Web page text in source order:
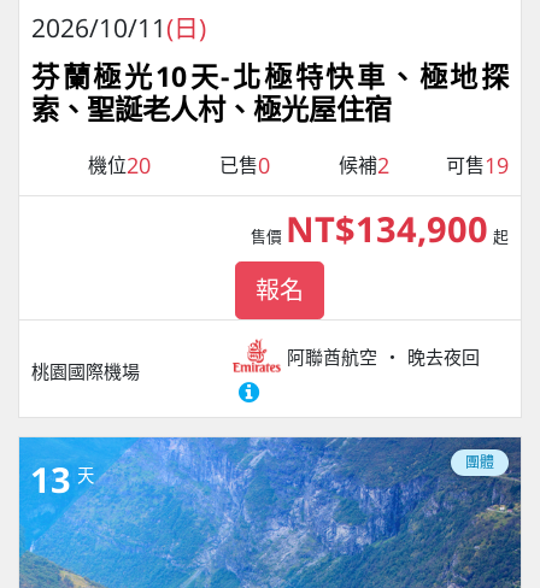
2026/10/11(日)
芬蘭極光10天-北極特快車、極地探
索、聖誕老人村、極光屋住宿
機位20 已售0 候補2 可售19
桃園國際機場
阿聯酋航空 晚去夜回
售價 NT$134,900 起
報名
13 天
團體